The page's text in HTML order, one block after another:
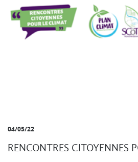
04/05/22
RENCONTRES CITOYENNES